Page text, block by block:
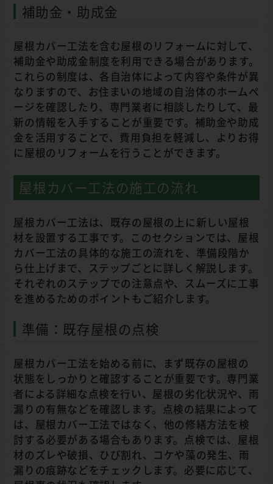
補助金・助成金
屋根カバー工法を含む屋根のリフォームに対して、
補助金や助成金制度を利用できる場合があります。
これらの制度は、各自治体によって内容や条件が異
なりますので、お住まいの地域の自治体のホームペ
ージを確認したり、専門業者に相談したりして、最
新の情報を入手することが重要です。補助金や助成
金を活用することで、費用負担を軽減し、よりお得
に屋根のリフォームを行うことができます。
屋根カバー工法の施工の流れ
屋根カバー工法は、既存の屋根の上に新しい屋根
材を設置する工事です。このセクションでは、屋根
カバー工法の具体的な施工の流れを、準備段階か
ら仕上げまで、ステップごとに詳しく解説します。
それぞれのステップでの注意点や、スムーズに工事
を進めるためのポイントもご紹介します。
準備：既存屋根の点検
屋根カバー工法を始める前に、まず既存の屋根の
状態をしっかりと確認することが重要です。専門業
者による詳細な点検を行い、屋根の劣化状況や、雨
漏りの有無などを確認します。点検の結果によって
は、屋根カバー工法ではなく、他の修繕方法を検
討する必要がある場合もあります。点検では、屋根
材のズレや破損、ひび割れ、コケや藻の発生、雨
漏りの痕跡などをチェックします。必要に応じて、